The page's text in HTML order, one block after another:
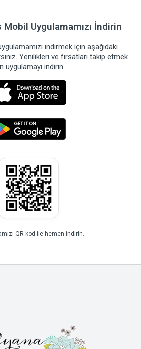
Mobil Uygulamamızı İndirin
indirmek için aşağıdaki
Yenilikleri ve fırsatları takip etmek
uygulamayı indirin.
QR kod ile hemen indirin.